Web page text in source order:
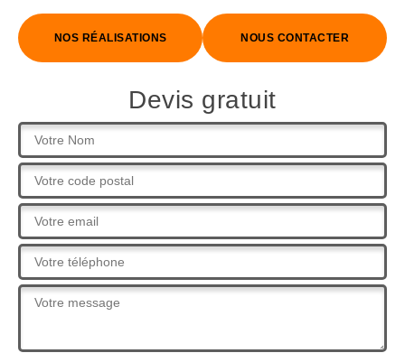
NOS RÉALISATIONS NOUS CONTACTER
Devis gratuit